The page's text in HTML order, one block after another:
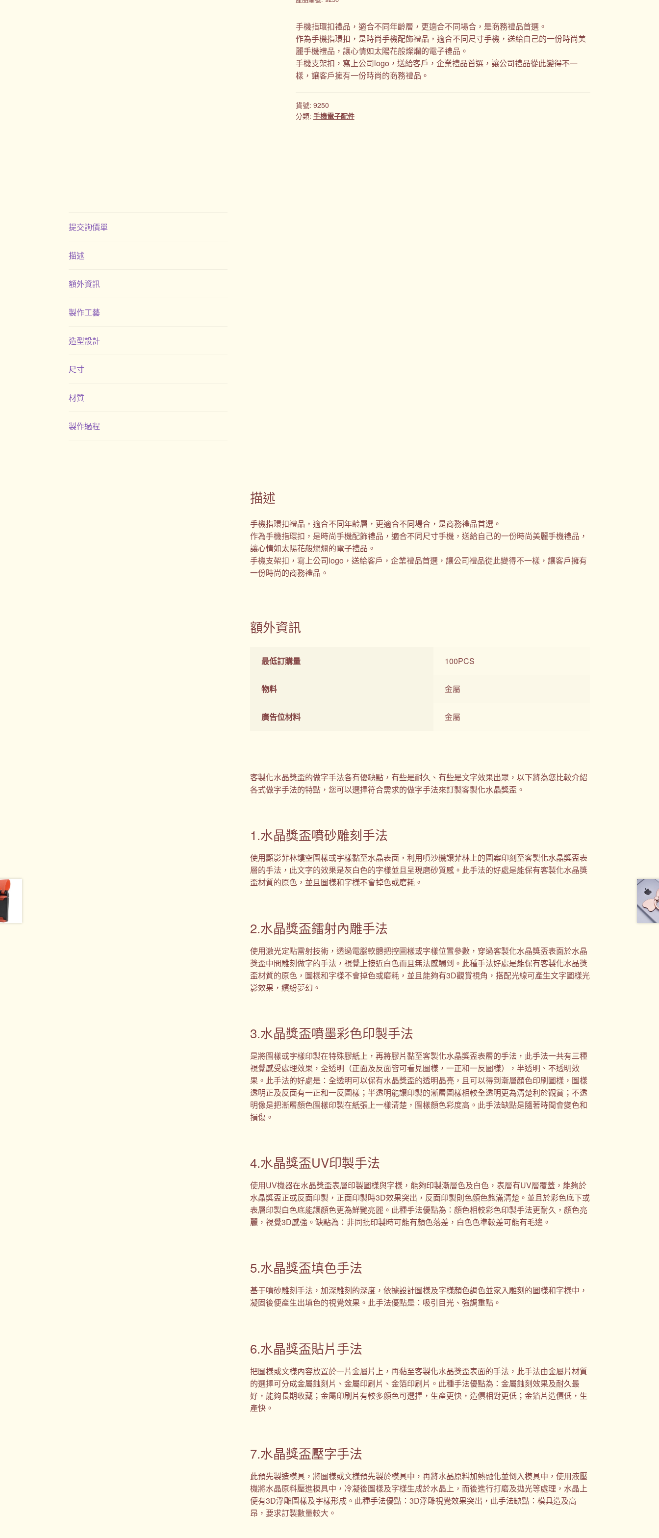
手機指環扣禮品，適合不同年齡層，更適合不同場合，是商務禮品首選。
作為手機指環扣，是時尚手機配飾禮品，適合不同尺寸手機，送給自己的一份時尚美
麗手機禮品，讓心情如太陽花般燦爛的電子禮品。
手機支架扣，寫上公司logo，送給客戶，企業禮品首選，讓公司禮品從此變得不一
樣，讓客戶擁有一份時尚的商務禮品。
貨號: 9250
分類: 手機電子配件
提交詢價單
描述
額外資訊
製作工藝
造型設計
尺寸
材質
製作過程
描述
手機指環扣禮品，適合不同年齡層，更適合不同場合，是商務禮品首選。
作為手機指環扣，是時尚手機配飾禮品，適合不同尺寸手機，送給自己的一份時尚美麗手機禮品，
讓心情如太陽花般燦爛的電子禮品。
手機支架扣，寫上公司logo，送給客戶，企業禮品首選，讓公司禮品從此變得不一樣，讓客戶擁有
一份時尚的商務禮品。
額外資訊
最低訂購量 100PCS
物料 金屬
廣告位材料 金屬
客製化水晶獎盃的做字手法各有優缺點，有些是耐久、有些是文字效果出眾，以下將為您比較介紹
各式做字手法的特點，您可以選擇符合需求的做字手法來訂製客製化水晶獎盃。
1.水晶獎盃噴砂雕刻手法
使用顯影菲林鏤空圖樣或字樣黏至水晶表面，利用噴沙機讓菲林上的圖案印刻至客製化水晶獎盃表
層的手法，此文字的效果是灰白色的字樣並且呈現磨砂質感。此手法的好處是能保有客製化水晶獎
盃材質的原色，並且圖樣和字樣不會掉色或磨耗。
2.水晶獎盃鐳射內雕手法
使用激光定點雷射技術，透過電腦軟體把控圖樣或字樣位置參數，穿過客製化水晶獎盃表面於水晶
獎盃中間雕刻做字的手法，視覺上接近白色而且無法感觸到。此種手法好處是能保有客製化水晶獎
盃材質的原色，圖樣和字樣不會掉色或磨耗，並且能夠有3D觀賞視角，搭配光線可產生文字圖樣光
影效果，繽紛夢幻。
3.水晶獎盃噴墨彩色印製手法
是將圖樣或字樣印製在特殊膠紙上，再將膠片黏至客製化水晶獎盃表層的手法，此手法一共有三種
視覺感受處理效果，全透明（正面及反面皆可看見圖樣，一正和一反圖樣），半透明、不透明效
果。此手法的好處是：全透明可以保有水晶獎盃的透明晶亮，且可以得到漸層顏色印刷圖樣，圖樣
透明正及反面有一正和一反圖樣；半透明能讓印製的漸層圖樣相較全透明更為清楚利於觀賞；不透
明像是把漸層顏色圖樣印製在紙張上一樣清楚，圖樣顏色彩度高。此手法缺點是隨著時間會變色和
損傷。
4.水晶獎盃UV印製手法
使用UV機器在水晶獎盃表層印製圖樣與字樣，能夠印製漸層色及白色，表層有UV層覆蓋，能夠於
水晶獎盃正或反面印製，正面印製時3D效果突出，反面印製則色顏色飽滿清楚。並且於彩色底下或
表層印製白色底能讓顏色更為鮮艷亮麗。此種手法優點為：顏色相較彩色印製手法更耐久，顏色亮
麗，視覺3D感強。缺點為：非同批印製時可能有顏色落差，白色色準較差可能有毛邊。
5.水晶獎盃填色手法
基于噴砂雕刻手法，加深雕刻的深度，依據設計圖樣及字樣顏色調色並家入雕刻的圖樣和字樣中，
凝固後便產生出填色的視覺效果。此手法優點是：吸引目光、強調重點。
6.水晶獎盃貼片手法
把圖樣或文樣內容放置於一片金屬片上，再黏至客製化水晶獎盃表面的手法，此手法由金屬片材質
的選擇可分成金屬蝕刻片、金屬印刷片、金箔印刷片。此種手法優點為：金屬蝕刻效果及耐久最
好，能夠長期收藏；金屬印刷片有較多顏色可選擇，生產更快，造價相對更低；金箔片造價低，生
產快。
7.水晶獎盃壓字手法
此預先製造模具，將圖樣或文樣預先製於模具中，再將水晶原料加熱融化並倒入模具中，使用液壓
機將水晶原料壓進模具中，冷凝後圖樣及字樣生成於水晶上，而後進行打磨及拋光等處理，水晶上
便有3D浮雕圖樣及字樣形成。此種手法優點：3D浮雕視覺效果突出，此手法缺點：模具造及高
昂，要求訂製數量較大。